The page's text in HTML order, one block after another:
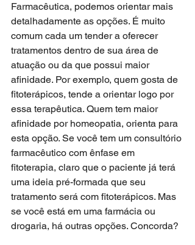
Farmacêutica, podemos orientar mais
detalhadamente as opções. É muito
comum cada um tender a oferecer
tratamentos dentro de sua área de
atuação ou da que possui maior
afinidade. Por exemplo, quem gosta de
fitoterápicos, tende a orientar logo por
essa terapêutica. Quem tem maior
afinidade por homeopatia, orienta para
esta opção. Se você tem um consultório
farmacêutico com ênfase em
fitoterapia, claro que o paciente já terá
uma ideia pré-formada que seu
tratamento será com fitoterápicos. Mas
se você está em uma farmácia ou
drogaria, há outras opções. Concorda?